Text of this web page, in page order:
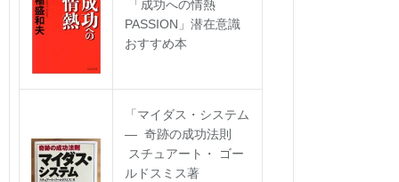
「成功への情熱
PASSION」潜在意識
おすすめ本
「マイダス・システム
― 奇跡の成功法則
スチュアート・ ゴー
ルドスミス著